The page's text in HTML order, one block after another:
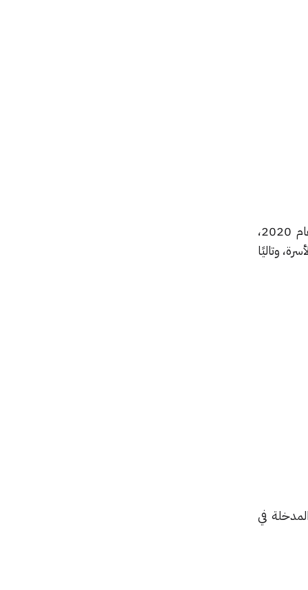
بدأت العائلات ذات الدخل المنخفض بالبحث بكثافة عن حالة الأهلية في حساب المواطن منذ عام 2020،
وتاليًا
في